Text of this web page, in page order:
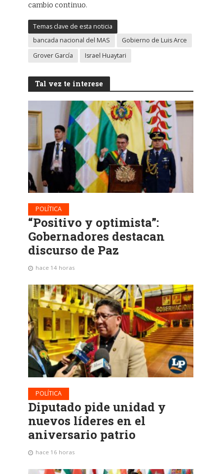
cambio continuo.
Temas clave de esta noticia
bancada nacional del MAS
Gobierno de Luis Arce
Grover García
Israel Huaytari
Tal vez te interese
POLÍTICA
“Positivo y optimista”:
Gobernadores destacan
discurso de Paz
hace 14 horas
POLÍTICA
Diputado pide unidad y
nuevos líderes en el
aniversario patrio
hace 16 horas